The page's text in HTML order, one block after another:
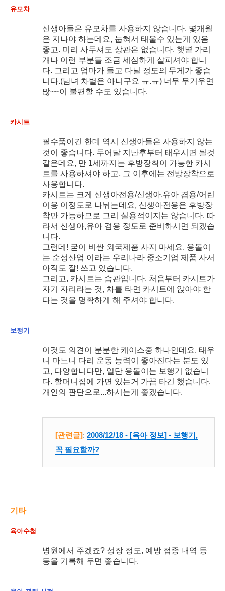
유모차
신생아들은 유모차를 사용하지 않습니다. 몇개월
은 지나야 하는데요, 눕혀서 태울수 있는게 있음
좋고. 미리 사두셔도 상관은 없습니다. 햇볕 가리
개나 이런 부분들 조금 세심하게 살피셔야 합니
다. 그리고 엄마가 들고 다닐 정도의 무게가 좋습
니다.(남녀 차별은 아니구요 ㅠ.ㅠ) 너무 무거우면
많~~이 불편할 수도 있습니다.
카시트
필수품이긴 한데 역시 신생아들은 사용하지 않는
것이 좋습니다. 두어달 지난후부터 태우시면 될것
같은데요, 만 1세까지는 후방장착이 가능한 카시
트를 사용하셔야 하고, 그 이후에는 전방장착으로
사용합니다.
카시트는 크게 신생아전용/신생아,유아 겸용/어린
이용 이정도로 나뉘는데요, 신생아전용은 후방장
착만 가능하므로 그리 실용적이지는 않습니다. 따
라서 신생아,유아 겸용 정도로 준비하시면 되겠습
니다.
그런데! 굳이 비싼 외국제품 사지 마세요. 용돌이
는 순성산업 이라는 우리나라 중소기업 제품 사서
아직도 잘! 쓰고 있습니다.
그리고, 카시트는 습관입니다. 처음부터 카시트가
자기 자리라는 것, 차를 타면 카시트에 앉아야 한
다는 것을 명확하게 해 주셔야 합니다.
보행기
이것도 의견이 분분한 케이스중 하나인데요. 태우
니 마느니 다리 운동 능력이 좋아진다는 분도 있
고, 다양합니다만, 일단 용돌이는 보행기 없습니
다. 할머니집에 가면 있는거 가끔 타긴 했습니다.
개인의 판단으로...하시는게 좋겠습니다.
[관련글]: 2008/12/18 - [육아 정보] - 보행기,
꼭 필요할까?
기타
육아수첩
병원에서 주겠죠? 성장 정도, 예방 접종 내역 등
등을 기록해 두면 좋습니다.